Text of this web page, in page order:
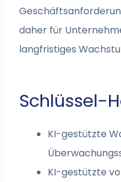
daher für
langfristiges
Schlüssel-
KI-gestützte
KI-gestützte